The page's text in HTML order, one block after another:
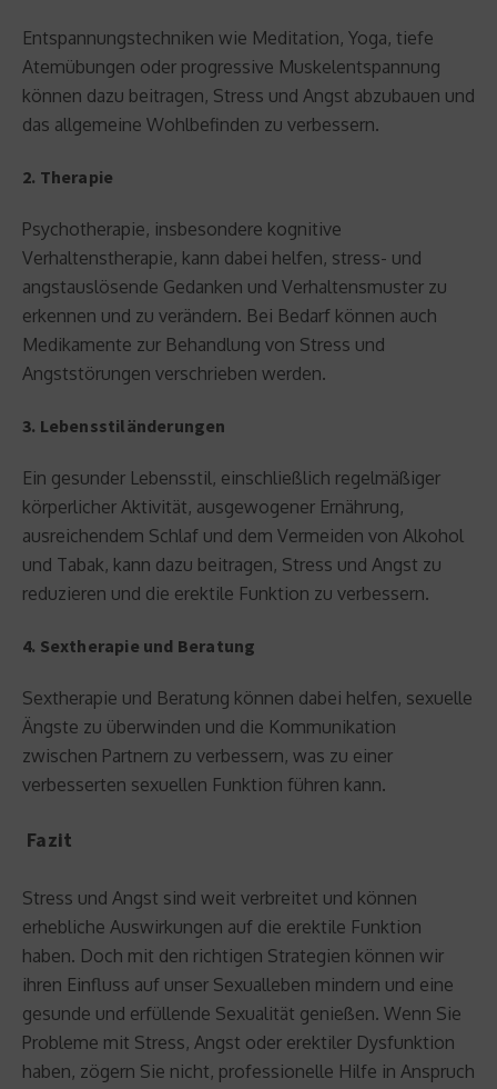
Entspannungstechniken wie Meditation, Yoga, tiefe
Atemübungen oder progressive Muskelentspannung
können dazu beitragen, Stress und Angst abzubauen und
das allgemeine Wohlbefinden zu verbessern.
2. Therapie
Psychotherapie, insbesondere kognitive
Verhaltenstherapie, kann dabei helfen, stress- und
angstauslösende Gedanken und Verhaltensmuster zu
erkennen und zu verändern. Bei Bedarf können auch
Medikamente zur Behandlung von Stress und
Angststörungen verschrieben werden.
3. Lebensstiländerungen
Ein gesunder Lebensstil, einschließlich regelmäßiger
körperlicher Aktivität, ausgewogener Ernährung,
ausreichendem Schlaf und dem Vermeiden von Alkohol
und Tabak, kann dazu beitragen, Stress und Angst zu
reduzieren und die erektile Funktion zu verbessern.
4. Sextherapie und Beratung
Sextherapie und Beratung können dabei helfen, sexuelle
Ängste zu überwinden und die Kommunikation
zwischen Partnern zu verbessern, was zu einer
verbesserten sexuellen Funktion führen kann.
Fazit
Stress und Angst sind weit verbreitet und können
erhebliche Auswirkungen auf die erektile Funktion
haben. Doch mit den richtigen Strategien können wir
ihren Einfluss auf unser Sexualleben mindern und eine
gesunde und erfüllende Sexualität genießen. Wenn Sie
Probleme mit Stress, Angst oder erektiler Dysfunktion
haben, zögern Sie nicht, professionelle Hilfe in Anspruch